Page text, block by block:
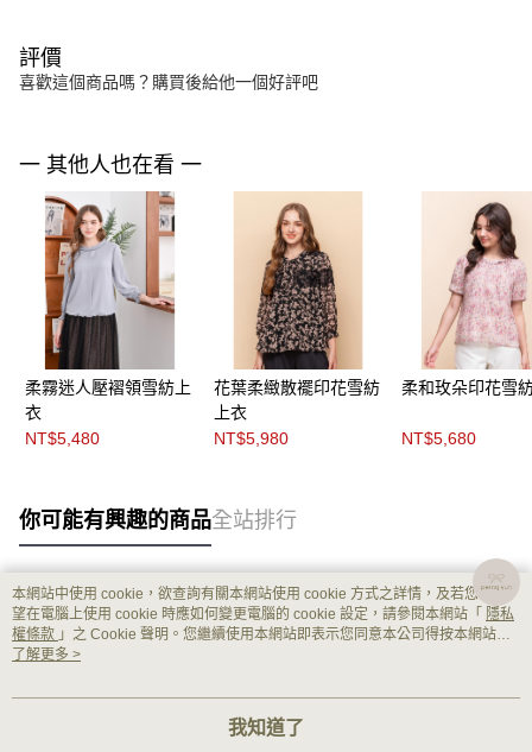
評價
喜歡這個商品嗎？購買後給他一個好評吧
一 其他人也在看 一
柔霧迷人壓褶領雪紡上
衣
NT$5,480
花葉柔緻散襬印花雪紡
上衣
NT$5,980
柔和玫朵印花雪
NT$5,680
你可能有興趣的商品全站排行
熱門標籤
本網站中使用 cookie，欲查詢有關本網站使用 cookie 方式之詳情，及若您不希
望在電腦上使用 cookie 時應如何變更電腦的 cookie 設定，請參閱本網站「 隱私
權條款 」之 Cookie 聲明。您繼續使用本網站即表示您同意本公司得按本網站使
用條款之 Cookie 聲明使用 cookie。
了解更多 >
我知道了